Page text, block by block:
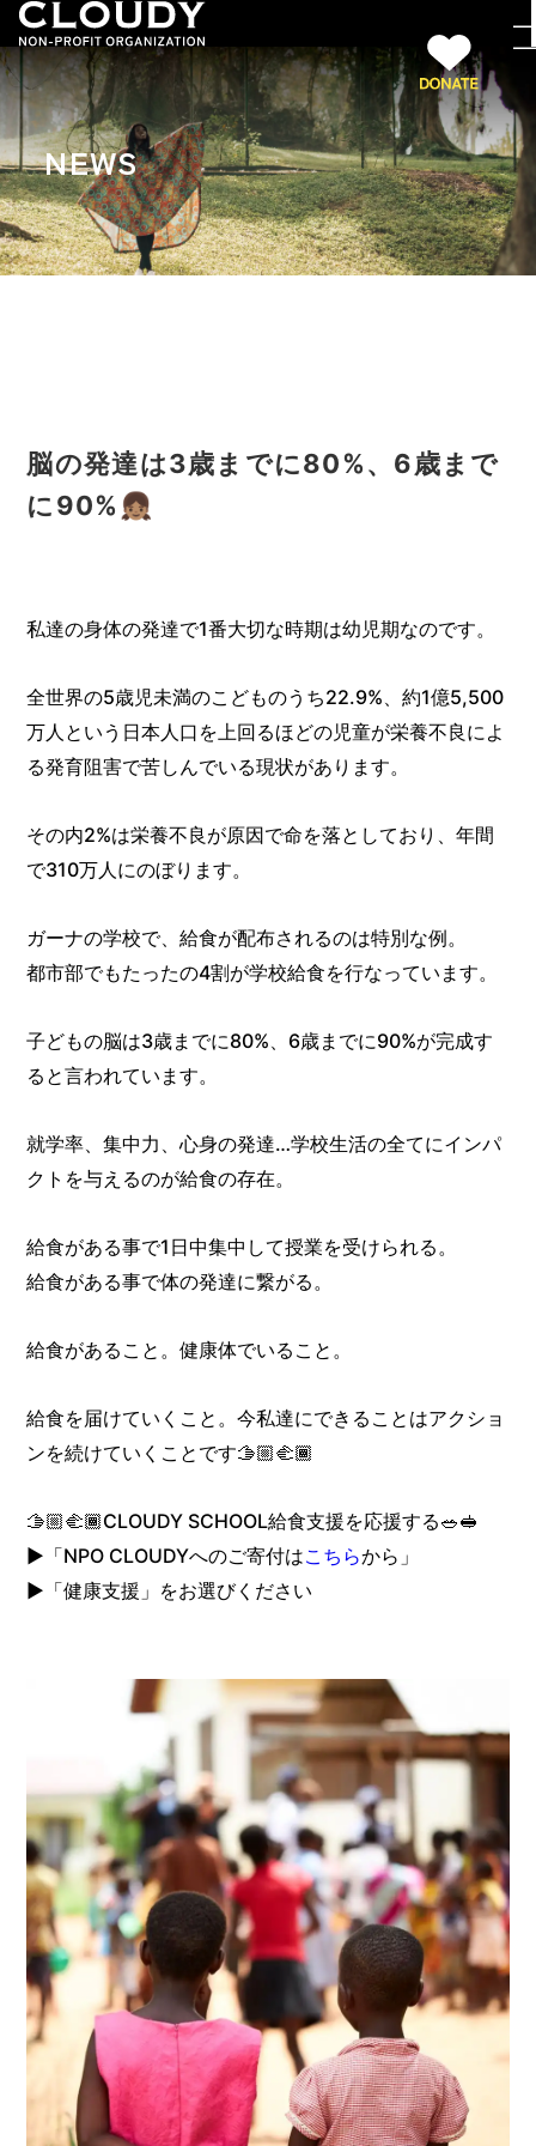
NEWS
脳の発達は3歳までに80%、6歳まで
に90%👧🏽
私達の身体の発達で1番大切な時期は幼児期なのです。
全世界の5歳児未満のこどものうち22.9%、約1億5,500
万人という日本人口を上回るほどの児童が栄養不良によ
る発育阻害で苦しんでいる現状があります。
その内2%は栄養不良が原因で命を落としており、年間
で310万人にのぼります。
ガーナの学校で、給食が配布されるのは特別な例。
都市部でもたったの4割が学校給食を行なっています。
子どもの脳は3歳までに80%、6歳までに90%が完成す
ると言われています。
就学率、集中力、心身の発達…学校生活の全てにインパ
クトを与えるのが給食の存在。
給食がある事で1日中集中して授業を受けられる。
給食がある事で体の発達に繋がる。
給食があること。健康体でいること。
給食を届けていくこと。今私達にできることはアクショ
ンを続けていくことです🫱🏼‍🫲🏾
🫱🏼‍🫲🏾CLOUDY SCHOOL給食支援を応援する🥗🥪
▶「NPO CLOUDYへのご寄付はこちらから」
▶「健康支援」をお選びください